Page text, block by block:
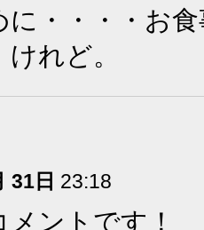
に・・・・お
れど。
31日 23:18
ントです！